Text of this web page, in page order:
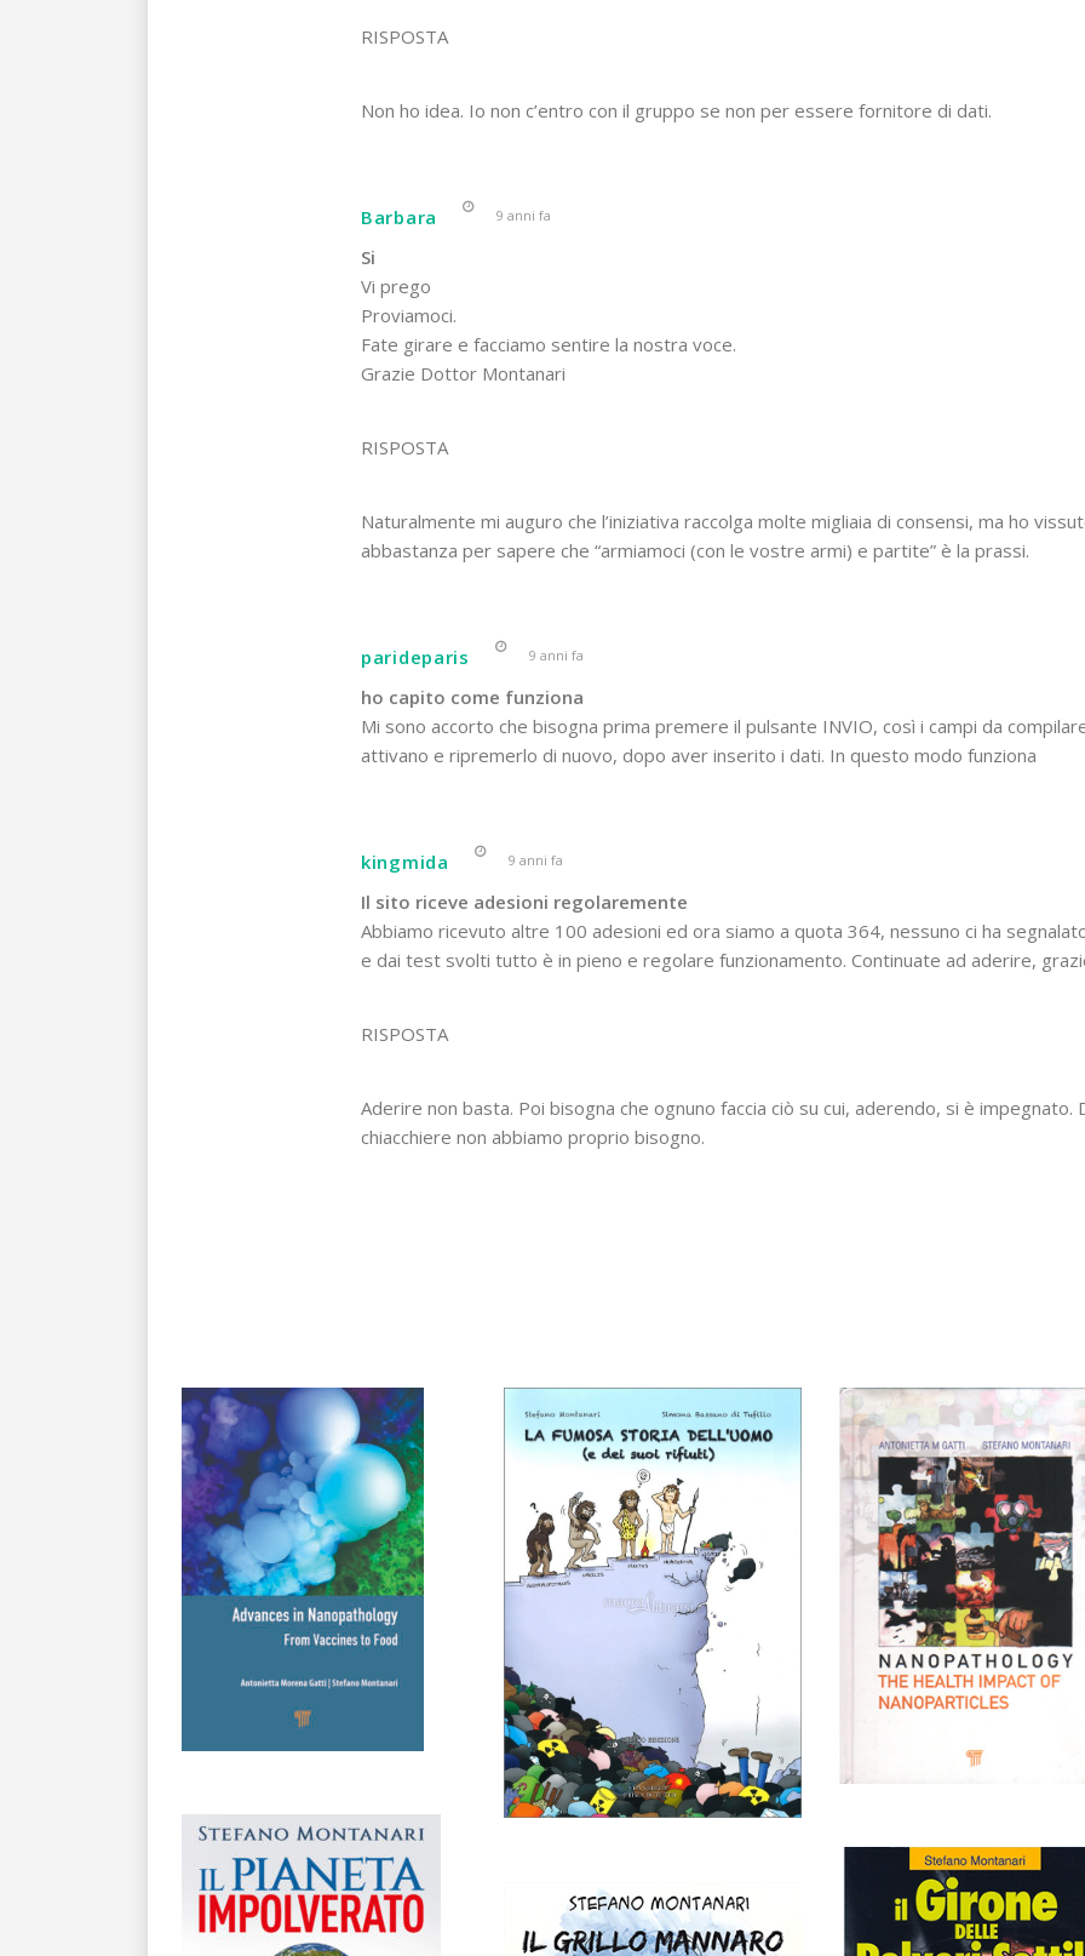
RISPOSTA
Non ho idea. Io non c’entro con il gruppo se non per essere fornitore di dati.
Barbara 9 anni fa
Si
Vi prego
Proviamoci.
Fate girare e facciamo sentire la nostra voce.
Grazie Dottor Montanari
RISPOSTA
Naturalmente mi auguro che l’iniziativa raccolga molte migliaia di consensi, ma ho
abbastanza per sapere che “armiamoci (con le vostre armi) e partite” è la prassi.
parideparis 9 anni fa
ho capito come funziona
Mi sono accorto che bisogna prima premere il pulsante INVIO, così i campi da
attivano e ripremerlo di nuovo, dopo aver inserito i dati. In questo modo funziona
kingmida 9 anni fa
Il sito riceve adesioni regolaremente
Abbiamo ricevuto altre 100 adesioni ed ora siamo a quota 364, nessuno ci ha
e dai test svolti tutto è in pieno e regolare funzionamento. Continuate ad aderire,
RISPOSTA
Aderire non basta. Poi bisogna che ognuno faccia ciò su cui, aderendo, si è impegnato.
chiacchiere non abbiamo proprio bisogno.